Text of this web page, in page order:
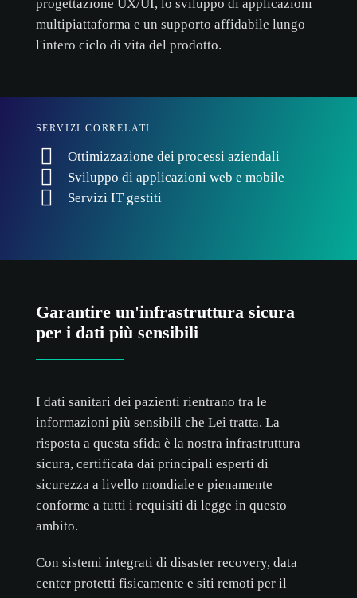
progettazione UX/UI, lo sviluppo di applicazioni
multipiattaforma e un supporto affidabile lungo
l'intero ciclo di vita del prodotto.
SERVIZI CORRELATI
Ottimizzazione dei processi aziendali
Sviluppo di applicazioni web e mobile
Servizi IT gestiti
Garantire un'infrastruttura sicura
per i dati più sensibili
I dati sanitari dei pazienti rientrano tra le
informazioni più sensibili che Lei tratta. La
risposta a questa sfida è la nostra infrastruttura
sicura, certificata dai principali esperti di
sicurezza a livello mondiale e pienamente
conforme a tutti i requisiti di legge in questo
ambito.
Con sistemi integrati di disaster recovery, data
center protetti fisicamente e siti remoti per il
politica sui cookie.
ACCETTA SOLO I NECESSARI